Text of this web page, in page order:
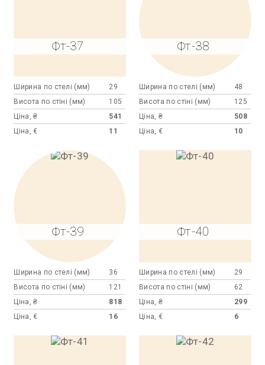
Фт-37
Ширина по стелі (мм)
29
Висота по стіні (мм)
105
Ціна, ₴
541
Ціна, €
11
Фт-38
Ширина по стелі (мм)
48
Висота по стіні (мм)
125
Ціна, ₴
508
Ціна, €
10
Фт-39
Ширина по стелі (мм)
36
Висота по стіні (мм)
121
Ціна, ₴
818
Ціна, €
16
Фт-40
Ширина по стелі (мм)
29
Висота по стіні (мм)
62
Ціна, ₴
299
Ціна, €
6